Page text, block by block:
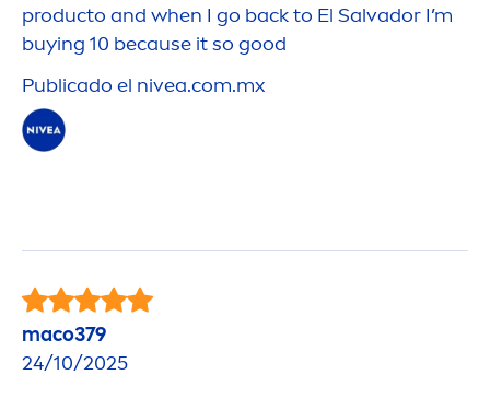
producto and when I go back to El Salvador I’m
buying 10 because it so good
Publicado el nivea.com.mx
maco379
24/10/2025